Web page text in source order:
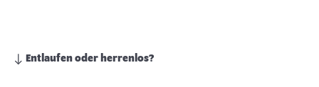
Entlaufen oder herrenlos?